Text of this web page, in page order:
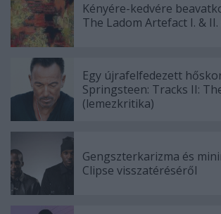
Kényére-kedvére
The Ladom Artefact I. &
Egy újrafelfedezett
Springsteen: Tracks II:
(lemezkritika)
Gengszterkarizma és
Clipse visszatéréséről